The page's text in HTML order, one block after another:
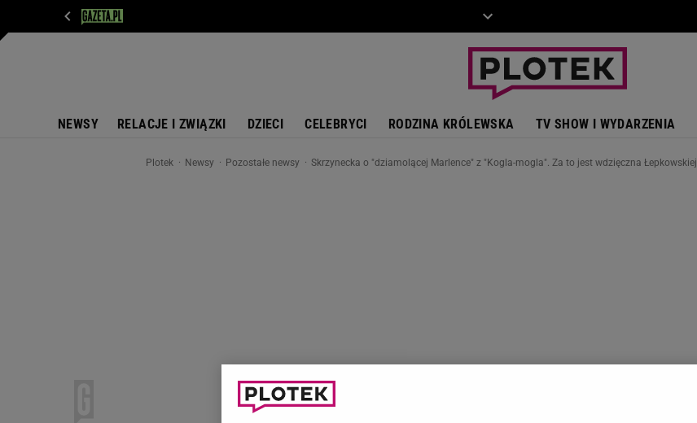
NEWSY RELACJE I ZWIĄZKI DZIECI CELEBRYCI RODZINA KRÓLEWSKA TV SHOW I WYDARZENIA
Plotek Newsy Pozostałe newsy Skrzynecka o "dziamolącej Marlence" z "Kogla-mogla". Za to jest wdzięczna Łepkowskiej